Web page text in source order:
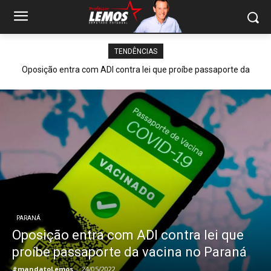
TENDÊNCIAS
Oposição entra com ADI contra lei que proíbe passaporte da
PARANÁ
Oposição entra com ADI contra lei que
proíbe passaporte da vacina no Paraná
#mandatoLemos - 24/05/2022